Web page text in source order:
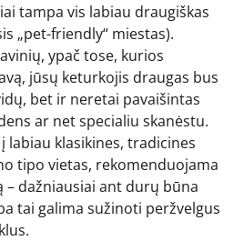
tampa vis labiau draugiškas
„pet-friendly“ miestas).
ypač tose, kurios
jūsų keturkojis draugas bus
bet ir neretai pavaišintas
ar net specialiu skanėstu.
labiau klasikines, tradicines
tipo vietas, rekomenduojama
dažniausiai ant durų būna
tai galima sužinoti peržvelgus